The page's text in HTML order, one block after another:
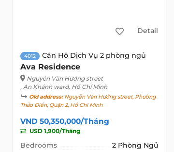
Detail
4012 Căn Hộ Dịch Vụ 2 phòng ngủ
Ava Residence
Nguyễn Văn Hưởng street
, An Khánh ward, Hồ Chí Minh
Old address:Nguyễn Văn Hưởng street, Phường
Thảo Điền, Quận 2, Hồ Chí Minh
VND 50,350,000/Tháng
USD 1,900/Tháng
Bedrooms
2 Phòng Ngủ